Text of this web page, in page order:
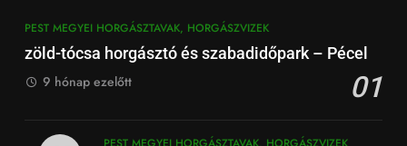
PEST MEGYEI HORGÁSZTAVAK, HORGÁSZVIZEK
zöld-tócsa horgásztó és szabadidőpark – Pécel
01
9 hónap ezelőtt